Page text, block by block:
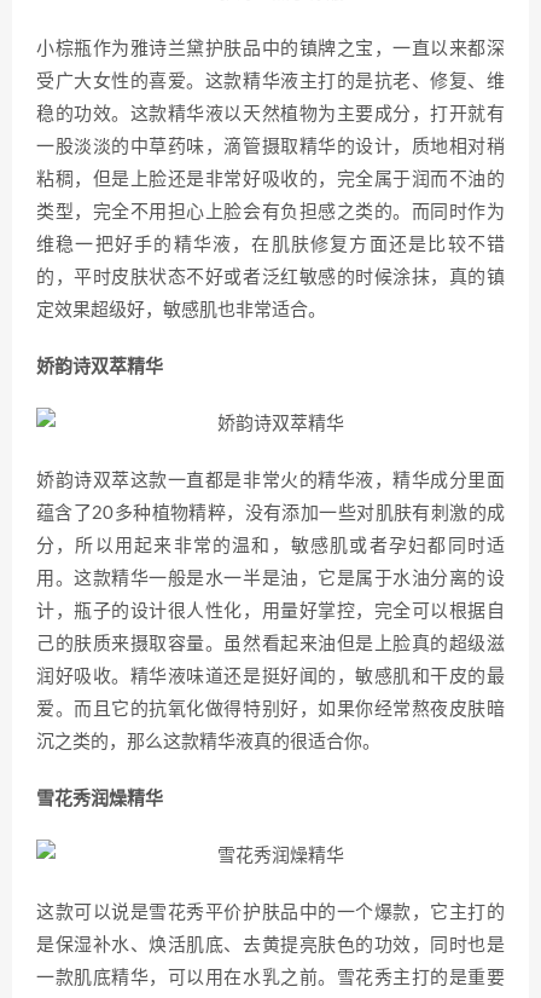
小棕瓶作为雅诗兰黛护肤品中的镇牌之宝，一直以来都深
受广大女性的喜爱。这款精华液主打的是抗老、修复、维
稳的功效。这款精华液以天然植物为主要成分，打开就有
一股淡淡的中草药味，滴管摄取精华的设计，质地相对稍
粘稠，但是上脸还是非常好吸收的，完全属于润而不油的
类型，完全不用担心上脸会有负担感之类的。而同时作为
维稳一把好手的精华液，在肌肤修复方面还是比较不错
的，平时皮肤状态不好或者泛红敏感的时候涂抹，真的镇
定效果超级好，敏感肌也非常适合。
娇韵诗双萃精华
娇韵诗双萃这款一直都是非常火的精华液，精华成分里面
蕴含了20多种植物精粹，没有添加一些对肌肤有刺激的成
分，所以用起来非常的温和，敏感肌或者孕妇都同时适
用。这款精华一般是水一半是油，它是属于水油分离的设
计，瓶子的设计很人性化，用量好掌控，完全可以根据自
己的肤质来摄取容量。虽然看起来油但是上脸真的超级滋
润好吸收。精华液味道还是挺好闻的，敏感肌和干皮的最
爱。而且它的抗氧化做得特别好，如果你经常熬夜皮肤暗
沉之类的，那么这款精华液真的很适合你。
雪花秀润燥精华
这款可以说是雪花秀平价护肤品中的一个爆款，它主打的
是保湿补水、焕活肌底、去黄提亮肤色的功效，同时也是
一款肌底精华，可以用在水乳之前。雪花秀主打的是重要